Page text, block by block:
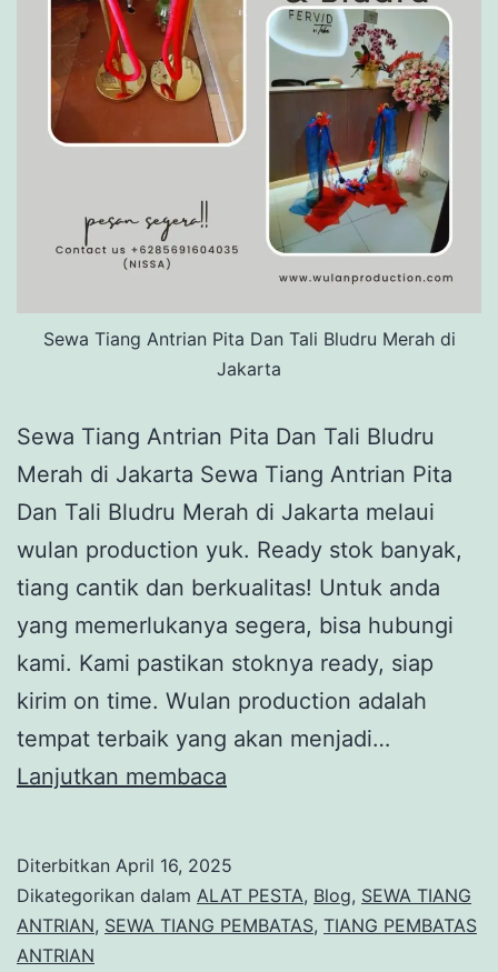
Sewa Tiang Antrian Pita Dan Tali Bludru Merah di
Jakarta
Sewa Tiang Antrian Pita Dan Tali Bludru
Merah di Jakarta Sewa Tiang Antrian Pita
Dan Tali Bludru Merah di Jakarta melaui
wulan production yuk. Ready stok banyak,
tiang cantik dan berkualitas! Untuk anda
yang memerlukanya segera, bisa hubungi
kami. Kami pastikan stoknya ready, siap
kirim on time. Wulan production adalah
tempat terbaik yang akan menjadi…
Lanjutkan membaca
Pita
Dan
Diterbitkan April 16, 2025
Dikategorikan dalam ALAT PESTA, Blog, SEWA TIANG
ANTRIAN, SEWA TIANG PEMBATAS, TIANG PEMBATAS
ANTRIAN